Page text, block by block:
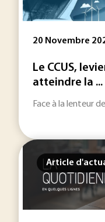
20 Novembre
Le CCUS,
atteindre la ...
Face à la lenteur
Article